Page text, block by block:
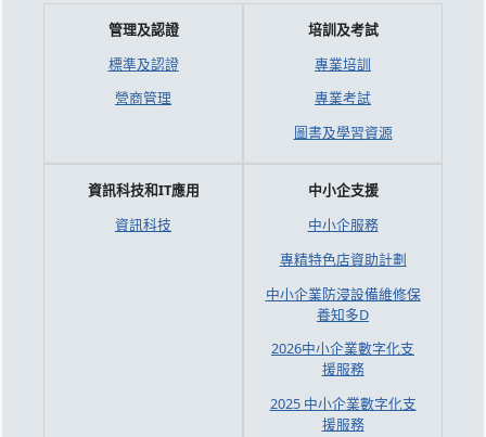
管理及認證
標準及認證
營商管理
培訓及考試
專業培訓
專業考試
圖書及學習資源
資訊科技和IT應用
資訊科技
中小企支援
中小企服務
專精特色店資助計劃
中小企業防浸設備維修保
養知多D
2026中小企業數字化支
援服務
2025 中小企業數字化支
援服務